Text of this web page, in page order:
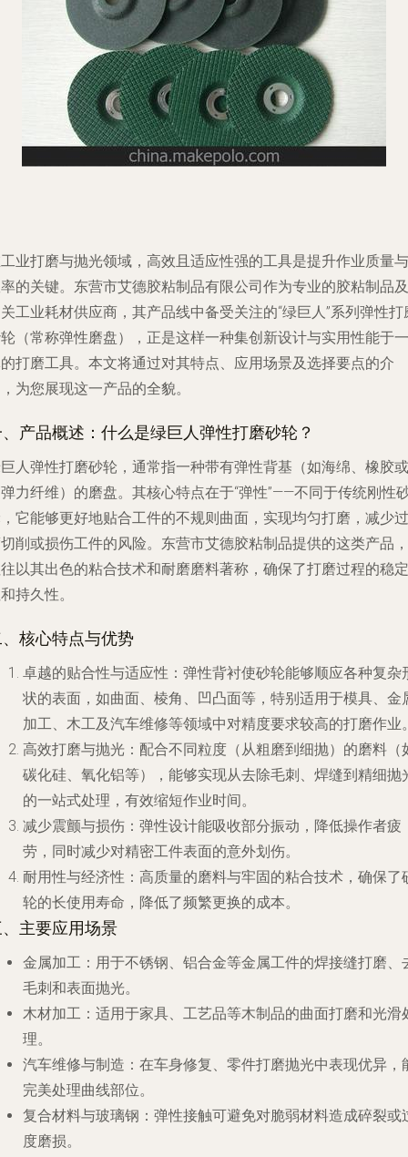
业打磨与抛光领域，高效且适应性强的工具是提升作业质量与
的关键。东营市艾德胶粘制品有限公司作为专业的胶粘制品及
工业耗材供应商，其产品线中备受关注的“绿巨人”系列弹性打
（常称弹性磨盘），正是这样一种集创新设计与实用性能于一
打磨工具。本文将通过对其特点、应用场景及选择要点的介
为您展现这一产品的全貌。
产品概述：什么是绿巨人弹性打磨砂轮？
人弹性打磨砂轮，通常指一种带有弹性背基（如海绵、橡胶或
力纤维）的磨盘。其核心特点在于“弹性”——不同于传统刚性
它能够更好地贴合工件的不规则曲面，实现均匀打磨，减少过
削或损伤工件的风险。东营市艾德胶粘制品提供的这类产品，
以其出色的粘合技术和耐磨磨料著称，确保了打磨过程的稳定
持久性。
核心特点与优势
卓越的贴合性与适应性 ：弹性背衬使砂轮能够顺应各种复杂
状的表面，如曲面、棱角、凹凸面等，特别适用于模具、金
加工、木工及汽车维修等领域中对精度要求较高的打磨作业
高效打磨与抛光 ：配合不同粒度（从粗磨到细抛）的磨料（
碳化硅、氧化铝等），能够实现从去除毛刺、焊缝到精细抛
的一站式处理，有效缩短作业时间。
减少震颤与损伤 ：弹性设计能吸收部分振动，降低操作者疲
劳，同时减少对精密工件表面的意外划伤。
耐用性与经济性 ：高质量的磨料与牢固的粘合技术，确保了
轮的长使用寿命，降低了频繁更换的成本。
主要应用场景
金属加工 ：用于不锈钢、铝合金等金属工件的焊接缝打磨、
毛刺和表面抛光。
木材加工 ：适用于家具、工艺品等木制品的曲面打磨和光滑
理。
汽车维修与制造 ：在车身修复、零件打磨抛光中表现优异，
完美处理曲线部位。
复合材料与玻璃钢 ：弹性接触可避免对脆弱材料造成碎裂或
度磨损。